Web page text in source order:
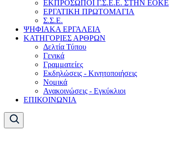
ΕΚΠΡΟΣΩΠΟΙ Γ.Σ.Ε.Ε. ΣΤΗΝ ΕΟΚΕ
ΕΡΓΑΤΙΚΗ ΠΡΩΤΟΜΑΓΙΑ
Σ.Σ.Ε.
ΨΗΦΙΑΚΑ ΕΡΓΑΛΕΙΑ
ΚΑΤΗΓΟΡΙΕΣ ΑΡΘΡΩΝ
Δελτία Τύπου
Γενικά
Γραμματείες
Εκδηλώσεις - Κινητοποιήσεις
Νομικά
Ανακοινώσεις - Εγκύκλιοι
ΕΠΙΚΟΙΝΩΝΙΑ